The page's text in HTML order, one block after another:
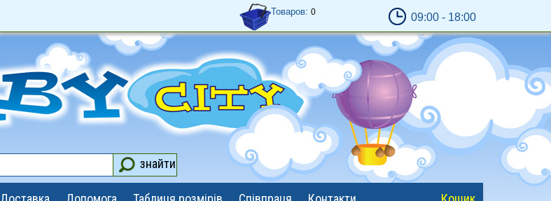
09:00 - 18:00
Обробка замовлень - з
9:00 до
18:00
Відправка замовлень - 17:00 крім сб. и
Кошик працює завжди ;)
Товаров: 0
знайти